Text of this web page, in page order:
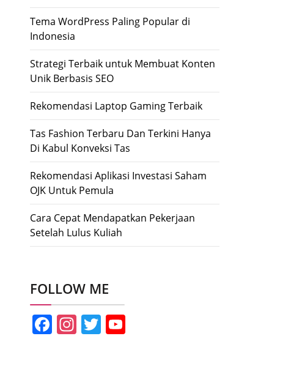
Tema WordPress Paling Popular di
Indonesia
Strategi Terbaik untuk Membuat Konten
Unik Berbasis SEO
Rekomendasi Laptop Gaming Terbaik
Tas Fashion Terbaru Dan Terkini Hanya
Di Kabul Konveksi Tas
Rekomendasi Aplikasi Investasi Saham
OJK Untuk Pemula
Cara Cepat Mendapatkan Pekerjaan
Setelah Lulus Kuliah
FOLLOW ME
Facebook
Instagram
Twitter